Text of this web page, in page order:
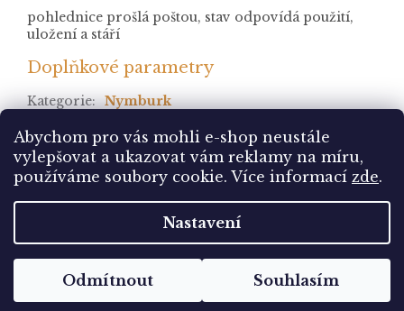
Abychom pro vás mohli e-shop neustále
vylepšovat a ukazovat vám reklamy na míru,
používáme soubory cookie. Více informací zde.
Nastavení
Odmítnout Souhlasím
pohlednice prošlá poštou, stav odpovídá použití,
uložení a stáří
Doplňkové parametry
Kategorie: Nymburk
Copyright 2026Pohlednice Sbírám.cz. Všechna
práva vyhrazena.
Upravit nastavení cookies